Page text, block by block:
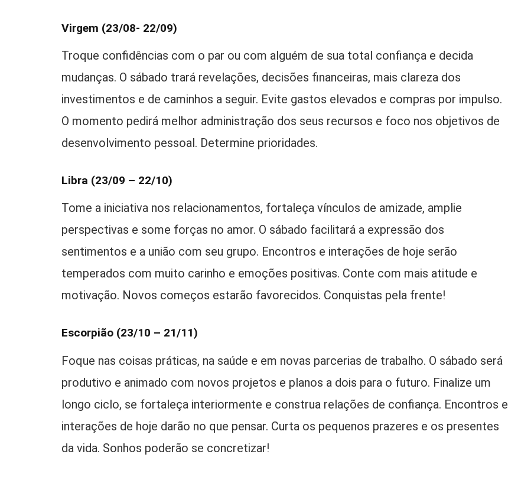
Virgem (23/08- 22/09)
Troque confidências com o par ou com alguém de sua total confiança e decida
mudanças. O sábado trará revelações, decisões financeiras, mais clareza dos
investimentos e de caminhos a seguir. Evite gastos elevados e compras por impulso.
O momento pedirá melhor administração dos seus recursos e foco nos objetivos de
desenvolvimento pessoal. Determine prioridades.
Libra (23/09 – 22/10)
Tome a iniciativa nos relacionamentos, fortaleça vínculos de amizade, amplie
perspectivas e some forças no amor. O sábado facilitará a expressão dos
sentimentos e a união com seu grupo. Encontros e interações de hoje serão
temperados com muito carinho e emoções positivas. Conte com mais atitude e
motivação. Novos começos estarão favorecidos. Conquistas pela frente!
Escorpião (23/10 – 21/11)
Foque nas coisas práticas, na saúde e em novas parcerias de trabalho. O sábado será
produtivo e animado com novos projetos e planos a dois para o futuro. Finalize um
longo ciclo, se fortaleça interiormente e construa relações de confiança. Encontros e
interações de hoje darão no que pensar. Curta os pequenos prazeres e os presentes
da vida. Sonhos poderão se concretizar!